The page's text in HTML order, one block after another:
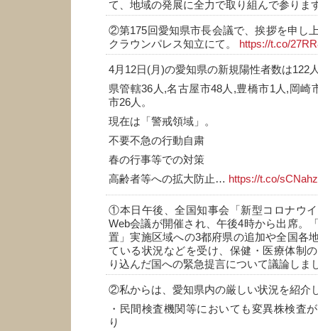
て、地域の発展に全力で取り組んで参りま
②第175回愛知県市長会議で、挨拶を申し
クラウンパレス知立にて。
https://t.co/
4月12日(月)の愛知県の新規陽性者数は122
県管轄36人,名古屋市48人,豊橋市1人,岡崎
市26人。
現在は「警戒領域」。
不要不急の行動自粛
春の行事等での対策
高齢者等への拡大防止… https://t.co/
①本日午後、全国知事会「新型コロナウ
Web会議が開催され、午後4時から出席。
置」実施区域への3都府県の追加や全国各
ている状況などを受け、保健・医療体制
り込んだ国への緊急提言について議論しま
②私からは、愛知県内の厳しい状況を紹介
・民間検査機関等においても変異株検査
り